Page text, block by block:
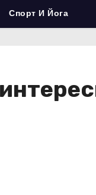
Спорт И Йога